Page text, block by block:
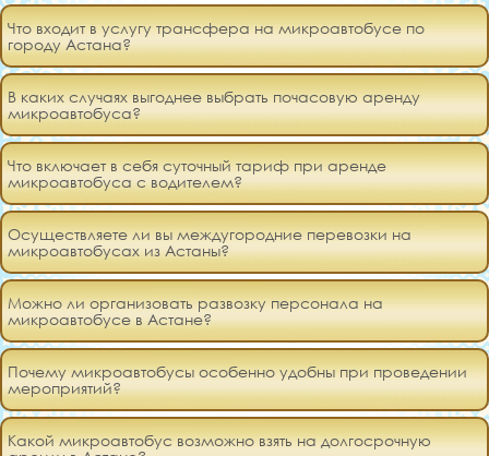
Что входит в услугу трансфера на микроавтобусе по
городу Астана?
В каких случаях выгоднее выбрать почасовую аренду
микроавтобуса?
Что включает в себя суточный тариф при аренде
микроавтобуса с водителем?
Осуществляете ли вы междугородние перевозки на
микроавтобусах из Астаны?
Можно ли организовать развозку персонала на
микроавтобусе в Астане?
Почему микроавтобусы особенно удобны при проведении
мероприятий?
Какой микроавтобус возможно взять на долгосрочную